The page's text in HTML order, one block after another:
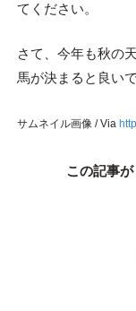
てください。
さて、今年も秋の
馬が決まると良いで
サムネイル画像 / Via
この記事